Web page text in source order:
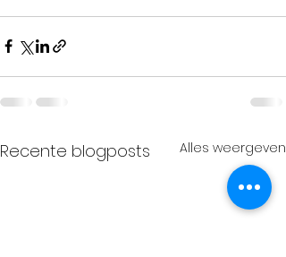
Recente blogposts Alles weergeven